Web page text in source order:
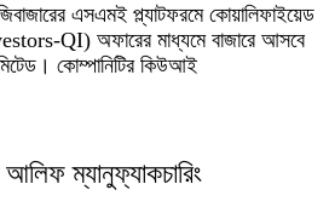
এসএমই প্ল্যাটফরমে কোয়ালিফাইয়েড
QI) অফারের মাধ্যমে বাজারে আসবে
কোম্পানিটির কিউআই
আলিফ ম্যানুফ্যাকচারিং